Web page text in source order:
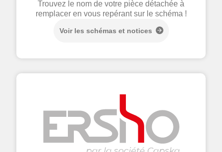
Trouvez le nom de votre pièce détachée à
remplacer en vous repérant sur le schéma !
Voir les schémas et notices